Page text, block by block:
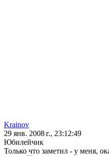
Krainov
29 янв. 2008 г., 23:12:49
Юбилейчик
Только что заметил - у меня,